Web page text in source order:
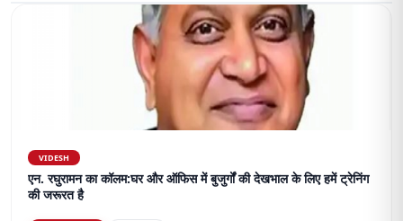
VIDESH
एन. रघुरामन का कॉलम:घर और ऑफिस में बुजुर्गों की देखभाल के लिए हमें ट्रेनिंग
की जरूरत है